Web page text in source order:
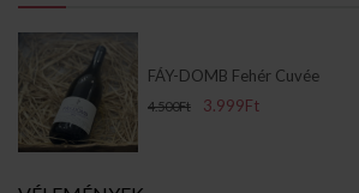
FÁY-DOMB Fehér Cuvée
4.500Ft 3.999Ft